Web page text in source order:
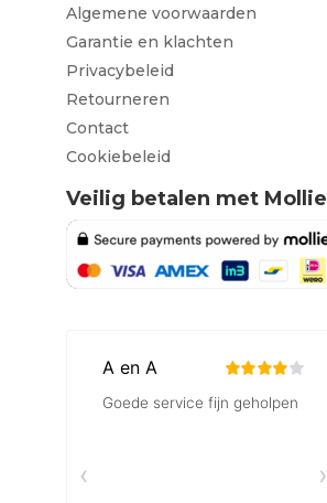
Algemene voorwaarden
Garantie en klachten
Privacybeleid
Retourneren
Contact
Cookiebeleid
Veilig betalen met Mollie